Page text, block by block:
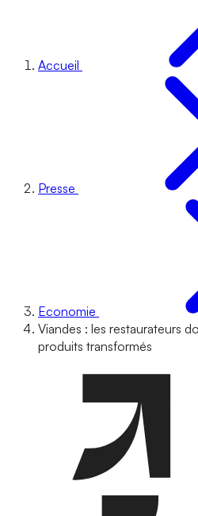
Accueil
Presse
Economie
Viandes : les restaurateurs
produits transformés